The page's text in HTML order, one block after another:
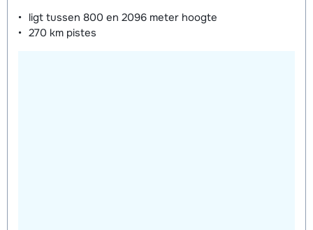
ligt tussen 800 en 2096 meter hoogte
270 km pistes